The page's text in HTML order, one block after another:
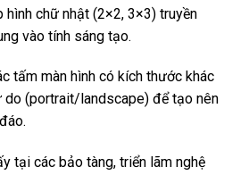
hình chữ nhật (2×2, 3×3) truyền
vào tính sáng tạo.
tấm màn hình có kích thước khác
do (portrait/landscape) để tạo nên
tại các bảo tàng, triển lãm nghệ